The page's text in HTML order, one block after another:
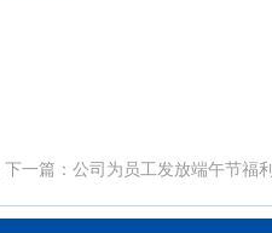
下一篇： 公司为员工发放端午节福利